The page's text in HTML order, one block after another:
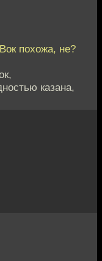
похожа, не?
казана,